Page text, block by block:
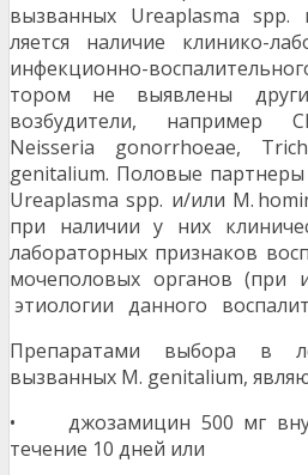
вызванных Ureaplasma
ляется наличие клинико-
инфекционно-
тором не выявлены
возбудители, например
Neisseria gonorrhoeae,
genitalium. Половые
Ureaplasma spp. и/или M.
при наличии у них
лабораторных признаков
мочеполовых органов
этиологии данного
Препаратами выбора в
вызванных M. genitalium,
• джозамицин 500 мг
течение 10 дней или